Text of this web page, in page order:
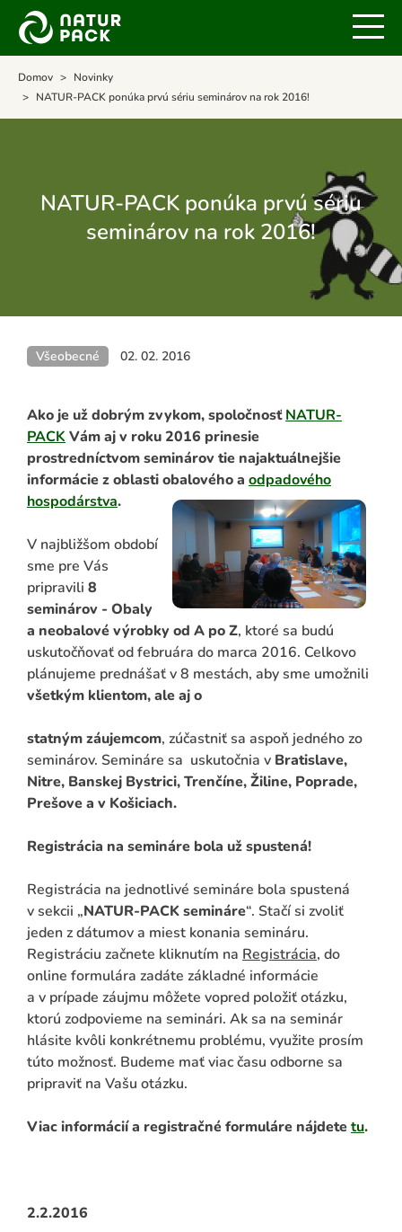
Domov
Novinky
NATUR-PACK ponúka prvú sériu seminárov na rok 2016!
NATUR-PACK ponúka prvú sériu
seminárov na rok 2016!
Všeobecné 02. 02. 2016
Ako je už dobrým zvykom, spoločnosťNATUR-
PACK Vám aj v roku 2016 prinesie
prostredníctvom seminárov tie najaktuálnejšie
informácie z oblasti obalového a odpadového
hospodárstva.
V najbližšom období
sme pre Vás
pripravili 8
seminárov - Obaly
a neobalové výrobky od A po Z, ktoré sa budú
uskutočňovať od februára do marca 2016. Celkovo
plánujeme prednášať v 8 mestách, aby sme umožnili
všetkým klientom, ale aj o
statným záujemcom, zúčastniť sa aspoň jedného zo
seminárov. Semináre sa uskutočnia v Bratislave,
Nitre, Banskej Bystrici, Trenčíne, Žiline, Poprade,
Prešove a v Košiciach.
Registrácia na semináre bola už spustená!
Registrácia na jednotlivé semináre bola spustená
v sekcii „NATUR-PACK semináre“. Stačí si zvoliť
jeden z dátumov a miest konania semináru.
Registráciu začnete kliknutím na Registrácia, do
online formulára zadáte základné informácie
a v prípade záujmu môžete vopred položiť otázku,
ktorú zodpovieme na seminári. Ak sa na seminár
hlásite kvôli konkrétnemu problému, využite prosím
túto možnosť. Budeme mať viac času odborne sa
pripraviť na Vašu otázku.
Viac informácií a registračné formuláre nájdetetu.
2.2.2016